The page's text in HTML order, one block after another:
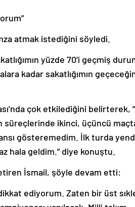
atmak istediğini söyledi.
yüzde 70’i geçmiş
kadar sakatlığımın
çok etkilediğini belirterek,
süreçlerinde ikinci, üçüncü
gösteremedim. İlk turda
hala geldim.” diye konuştu.
İsmail, şöyle devam etti:
ediyorum. Zaten bir üst